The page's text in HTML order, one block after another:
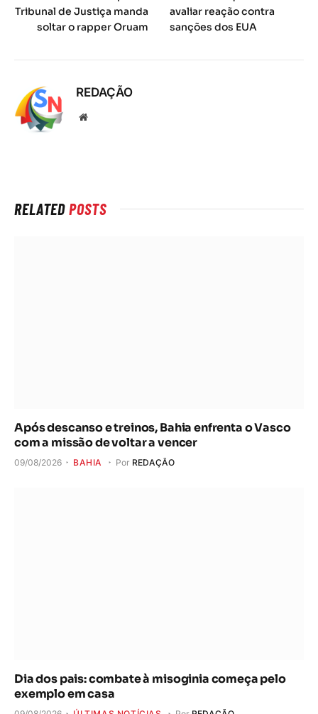
Tribunal de Justiça manda
soltar o rapper Oruam
avaliar reação contra
sanções dos EUA
REDAÇÃO
Local
RELATEDPOSTS
Após descanso e treinos, Bahia enfrenta o Vasco
com a missão de voltar a vencer
09/08/2026 BAHIA Por REDAÇÃO
Dia dos pais: combate à misoginia começa pelo
exemplo em casa